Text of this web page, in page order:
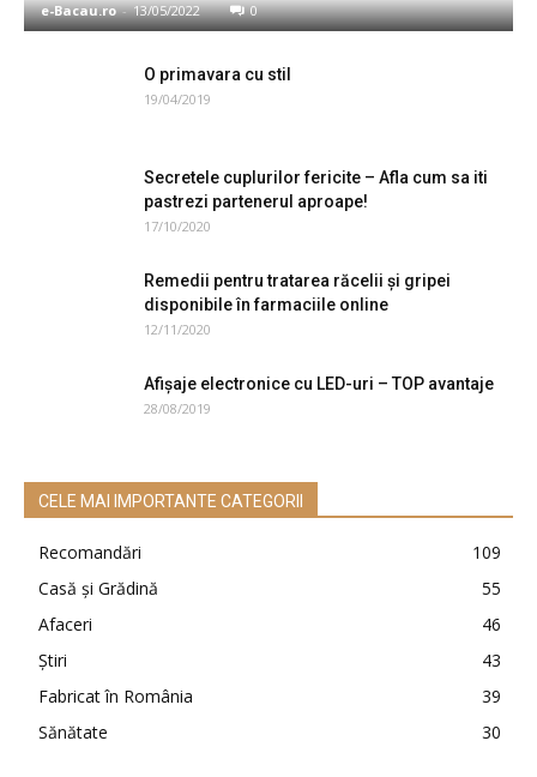
e-Bacau.ro - 13/05/2022 0
O primavara cu stil
19/04/2019
Secretele cuplurilor fericite – Afla cum sa iti
pastrezi partenerul aproape!
17/10/2020
Remedii pentru tratarea răcelii și gripei
disponibile în farmaciile online
12/11/2020
Afișaje electronice cu LED-uri – TOP avantaje
28/08/2019
CELE MAI IMPORTANTE CATEGORII
Recomandări
109
Casă şi Grădină
55
Afaceri
46
Ştiri
43
Fabricat în România
39
Sănătate
30